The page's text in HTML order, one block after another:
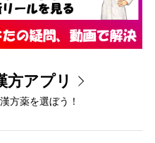
方アプリ
方薬を選ぼう！